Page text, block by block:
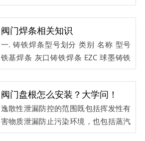
起着...
自动化中，用来控制流体流量的调节阀
已遍及石油、化工、电站、轻工、造
纸、医药、船舶、市政等行业的工业自
动化系统中。调节阀在稳定生产、***
化控制、维护及检修成本控制等方面都
起着...
阀门焊条相关知识
一. 铸铁焊条型号划分 类别 名称 型号
铁基焊条 灰口铸铁焊条 EZC 球墨铸铁
焊条 EZCQ 镍基焊条 纯镍铸铁焊条
EZNi 镍铁铸铁焊条 EZNiFe 镍铜铸铁焊
条 EZNiCu 镍铁铜铸铁焊条 EZNiFeCu
其它焊条 纯铁及碳钢焊条 EZFe 高钒焊
条 EZV 二. 堆焊焊条型号中药皮的数...
阀门盘根怎么安装？大学问！
逸散性泄漏防控的范围既包括挥发性有
害物质泄漏防止污染环境，也包括蒸汽
和其它低温惰性介质泄漏防止生产效